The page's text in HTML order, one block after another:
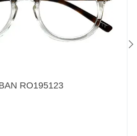
RO195123